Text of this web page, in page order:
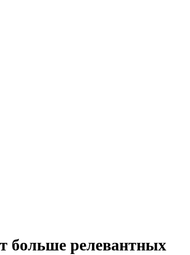
больше релевантных